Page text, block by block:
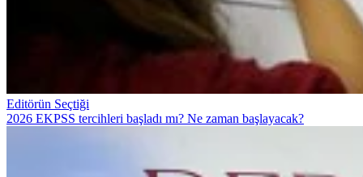
Editörün Seçtiği
2026 EKPSS tercihleri başladı mı? Ne zaman başlayacak?